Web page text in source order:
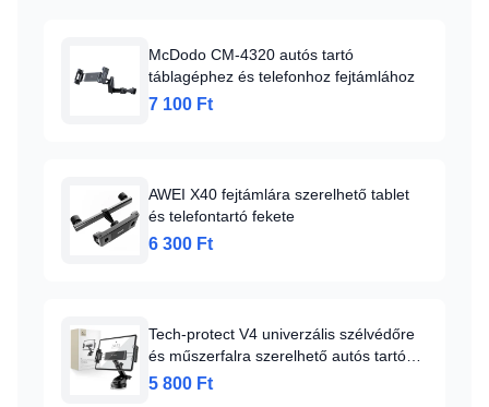
McDodo CM-4320 autós tartó
táblagéphez és telefonhoz fejtámlához
7 100 Ft
AWEI X40 fejtámlára szerelhető tablet
és telefontartó fekete
6 300 Ft
Tech-protect V4 univerzális szélvédőre
és műszerfalra szerelhető autós tartó
táblagéphez fekete
5 800 Ft